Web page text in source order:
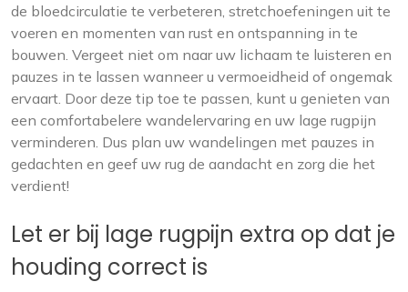
de bloedcirculatie te verbeteren, stretchoefeningen uit te
voeren en momenten van rust en ontspanning in te
bouwen. Vergeet niet om naar uw lichaam te luisteren en
pauzes in te lassen wanneer u vermoeidheid of ongemak
ervaart. Door deze tip toe te passen, kunt u genieten van
een comfortabelere wandelervaring en uw lage rugpijn
verminderen. Dus plan uw wandelingen met pauzes in
gedachten en geef uw rug de aandacht en zorg die het
verdient!
Let er bij lage rugpijn extra op dat je
houding correct is